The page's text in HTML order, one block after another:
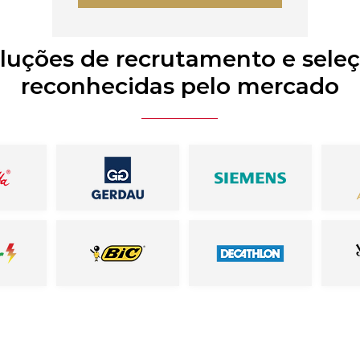
de recrutamento e
reconhecidas pelo mercado